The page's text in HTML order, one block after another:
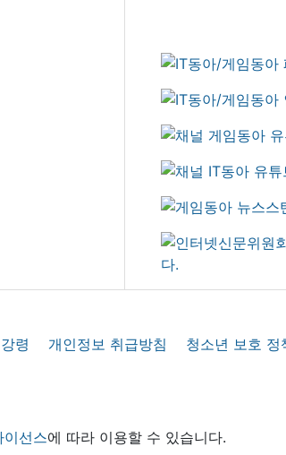
령 개인정보 취급방침
청소년 보호 정
선스에 따라 이용할 수 있습니다.